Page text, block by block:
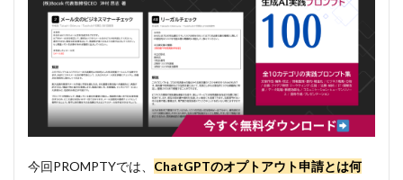
今回PROMPTYでは、 ChatGPTのオプトアウト申請とは何